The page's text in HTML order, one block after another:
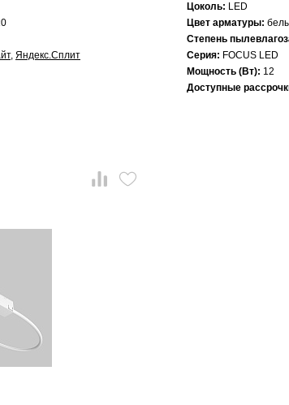
, Яндекс.Сплит
Цоколь: LED
Цвет арматуры:
Степень
Серия: FOCUS LED
Мощность (Вт): 12
Доступные